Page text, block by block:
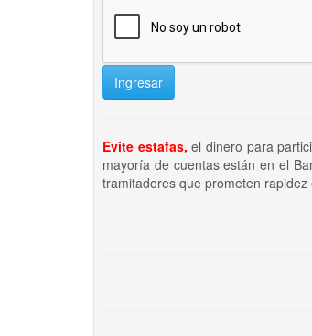
Ingresar
Evite estafas, el dinero para
mayoría de cuentas están en el
tramitadores que prometen